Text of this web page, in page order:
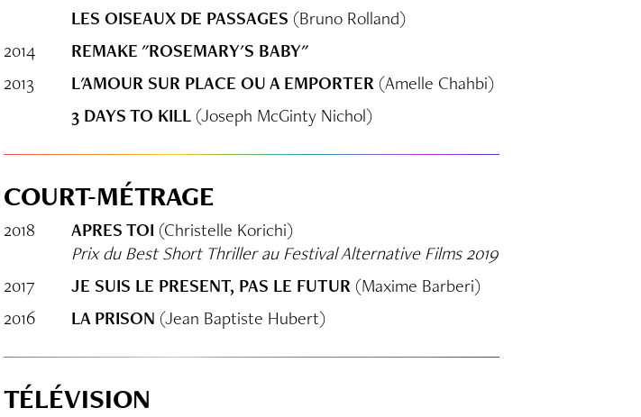
LES OISEAUX DE PASSAGES (Bruno Rolland)
2014
REMAKE "ROSEMARY'S BABY"
2013
L'AMOUR SUR PLACE OU A EMPORTER (Amelle Chahbi)
3 DAYS TO KILL (Joseph McGinty Nichol)
COURT-MÉTRAGE
2018 APRES TOI (Christelle Korichi)
Prix du Best Short Thriller au Festival Alternative Films 2019
2017
JE SUIS LE PRESENT, PAS LE FUTUR (Maxime Barberi)
2016
LA PRISON (Jean Baptiste Hubert)
TÉLÉVISION